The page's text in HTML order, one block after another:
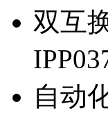
双互
自动